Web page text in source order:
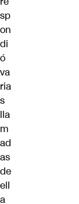
sp
on
di
ó
va
ria
s
lla
m
ad
as
de
ell
a